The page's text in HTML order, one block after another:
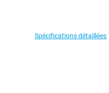
Spécifications détaillées